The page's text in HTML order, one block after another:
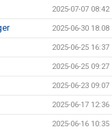
2025-07-07 08:42
2025-06-30 18:08
2025-06-25 16:37
2025-06-25 09:27
2025-06-23 09:07
2025-06-17 12:36
2025-06-16 10:35